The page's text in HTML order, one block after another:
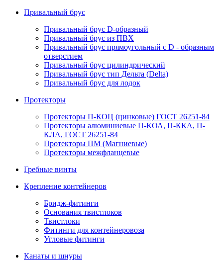
Привальный брус
Привальный брус D-образный
Привальный брус из ПВХ
Привальный брус прямоугольный с D - образным
отверстием
Привальный брус цилиндрический
Привальный брус тип Дельта (Delta)
Привальный брус для лодок
Протекторы
Протекторы П-КОЦ (цинковые) ГОСТ 26251-84
Протекторы алюминиевые П-КОА, П-ККА, П-
КЛА, ГОСТ 26251-84
Протекторы ПМ (Магниевые)
Протекторы межфланцевые
Гребные винты
Крепление контейнеров
Бридж-фитинги
Основания твистлоков
Твистлоки
Фитинги для контейнеровоза
Угловые фитинги
Канаты и шнуры